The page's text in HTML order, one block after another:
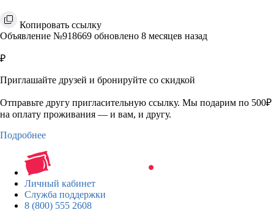
Копировать ссылку
Объявление №918669 обновлено 8 месяцев назад
₽
Приглашайте друзей и бронируйте со скидкой
Отправьте другу пригласительную ссылку. Мы подарим по 500₽
на оплату проживания — и вам, и другу.
Подробнее
Личный кабинет
Служба поддержки
8 (800) 555 2608